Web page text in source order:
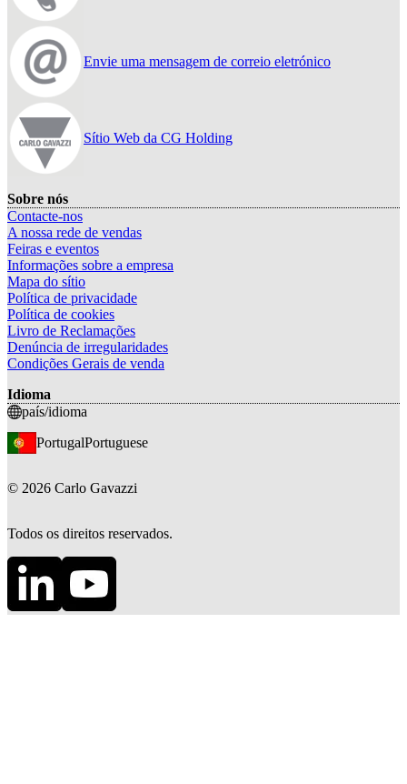
Envie uma mensagem de correio eletrónico
Sítio Web da CG Holding
Sobre nós
Contacte-nos
A nossa rede de vendas
Feiras e eventos
Informações sobre a empresa
Mapa do sítio
Política de privacidade
Política de cookies
Livro de Reclamações
Denúncia de irregularidades
Condições Gerais de venda
Idioma
país/idioma
PortugalPortuguese
© 2026 Carlo Gavazzi
Todos os direitos reservados.